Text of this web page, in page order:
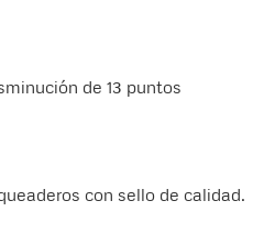
de 13 puntos
con sello de calidad.